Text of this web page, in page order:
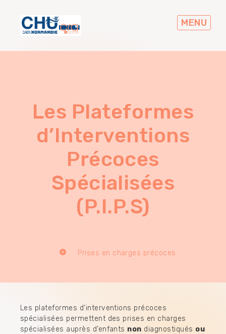
MENU
Les Plateformes
d’Interventions
Précoces
Spécialisées
(P.I.P.S)
Prises en charges précoces
Les plateformes d’interventions précoces
spécialisées permettent des prises en charges
spécialisées auprès d’enfants non diagnostiqués ou